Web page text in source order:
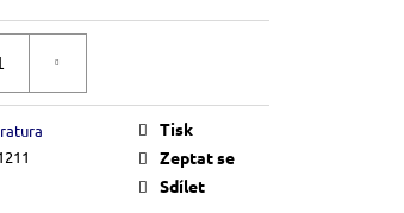
Tisk
Zeptat se
Sdílet